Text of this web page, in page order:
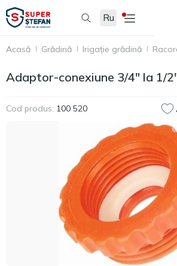
Ru
Acasă Grădină Irigație grădină
Adaptor-conexiune 3/4" la 1/
Cod produs: 100 520